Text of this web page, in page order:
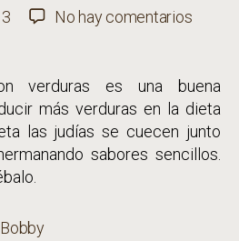
No hay comentariosen
judías
Bobby
verduras es una buena
más verduras en la dieta
las judías se cuecen junto
sabores sencillos.